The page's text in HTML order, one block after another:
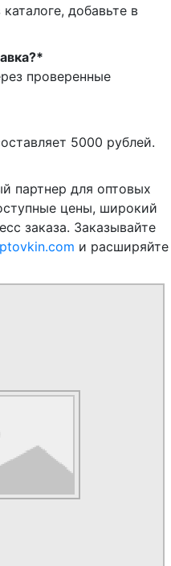
добавьте в
проверенные
5000 рублей.
партнер для оптовых
цены, широкий
заказа. Заказывайте
и расширяйте